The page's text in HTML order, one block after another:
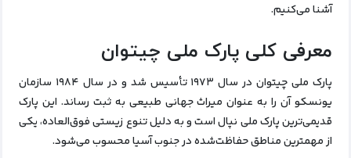
آشنا می‌کنیم.
معرفی کلی پارک ملی چیتوان
پارک ملی چیتوان در سال ۱۹۷۳ تأسیس شد و در سال ۱۹۸۴ سازمان
یونسکو آن را به عنوان میراث جهانی طبیعی به ثبت رساند. این پارک
قدیمی‌ترین پارک ملی نپال است و به دلیل تنوع زیستی فوق‌العاده، یکی
از مهمترین مناطق حفاظت‌شده در جنوب آسیا محسوب می‌شود.